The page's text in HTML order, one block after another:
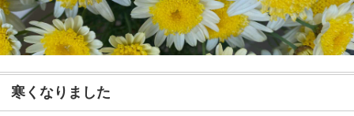
寒くなりました